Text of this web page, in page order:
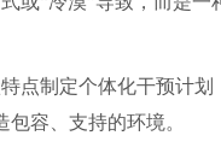
点制定个体化干预计
容、支持的环境。